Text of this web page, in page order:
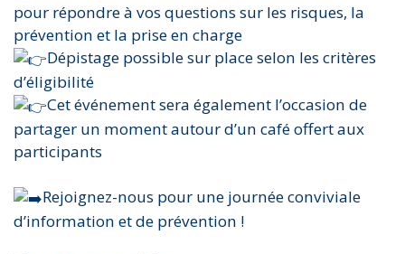
pour répondre à vos questions sur les risques, la
prévention et la prise en charge
Dépistage possible sur place selon les critères
d’éligibilité
Cet événement sera également l’occasion de
partager un moment autour d’un café offert aux
participants
Rejoignez-nous pour une journée conviviale
d’information et de prévention !